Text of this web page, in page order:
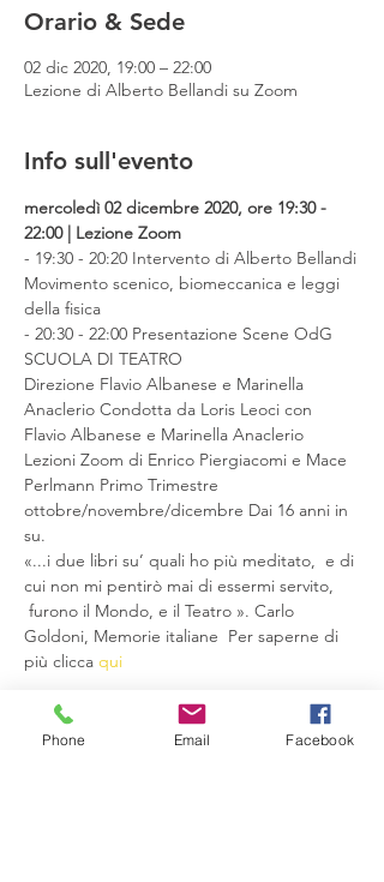
Orario & Sede
02 dic 2020, 19:00 – 22:00
Lezione di Alberto Bellandi su Zoom
Info sull'evento
mercoledì 02 dicembre 2020, ore 19:30 -
22:00 | Lezione Zoom
- 19:30 - 20:20 Intervento di Alberto Bellandi
Movimento scenico, biomeccanica e leggi
della fisica
- 20:30 - 22:00 Presentazione Scene OdG​
SCUOLA DI TEATRO
Direzione Flavio Albanese e Marinella
Anaclerio Condotta da Loris Leoci con
Flavio Albanese e Marinella Anaclerio
Lezioni Zoom di Enrico Piergiacomi e Mace
Perlmann Primo Trimestre
ottobre/novembre/dicembre Dai 16 anni in
su.
«...i due libri su’ quali ho più meditato,  e di
cui non mi pentirò mai di essermi servito,
furono il Mondo, e il Teatro ». Carlo
Goldoni, Memorie italiane  Per saperne di
più clicca qui
Condividi questo evento
Phone Email Facebook